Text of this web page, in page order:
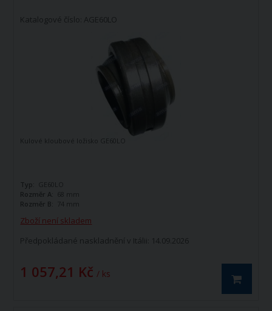
Katalogové číslo: AGE60LO
Zboží není skladem
Předpokládané naskladnění v Itálii: 14.09.2026
1 057,21 Kč / ks
Kulové kloubové ložisko GE60LO
Typ:
GE60LO
Rozměr A: 68 mm
Rozměr B:
74 mm